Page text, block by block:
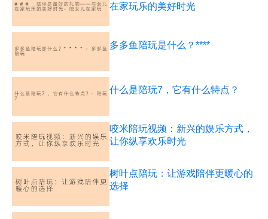
在家玩乐的美好时光
多多鱼陪玩是什么？****
什么是陪玩7，它有什么特点？
咬米陪玩视频：新兴的娱乐方式，
让你纵享欢乐时光
树叶点陪玩：让游戏陪伴更暖心的
选择